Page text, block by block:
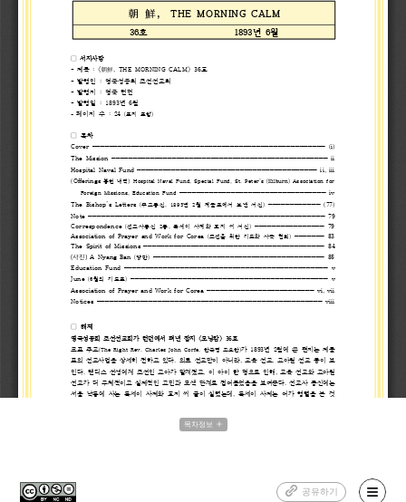
목차정보
공유하기